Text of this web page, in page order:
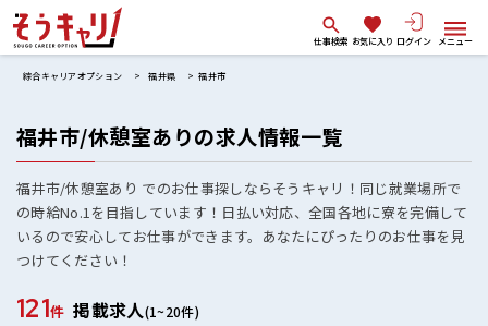
仕事検索 お気に入り ログイン メニュー
綜合キャリアオプション 福井県 福井市
福井市/休憩室ありの求人情報一覧
福井市/休憩室あり でのお仕事探しならそうキャリ！同じ就業場所で
の時給No.1を目指しています！日払い対応、全国各地に寮を完備して
いるので安心してお仕事ができます。あなたにぴったりのお仕事を見
つけてください！
121件 掲載求人(1~20件)